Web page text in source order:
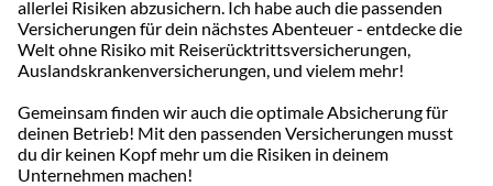
allerlei Risiken abzusichern. Ich habe auch die passenden
Versicherungen für dein nächstes Abenteuer - entdecke die
Welt ohne Risiko mit Reiserücktrittsversicherungen,
Auslandskrankenversicherungen, und vielem mehr!
Gemeinsam finden wir auch die optimale Absicherung für
deinen Betrieb! Mit den passenden Versicherungen musst
du dir keinen Kopf mehr um die Risiken in deinem
Unternehmen machen!